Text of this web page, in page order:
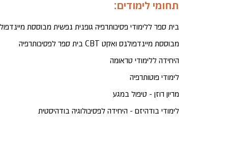
תחומי לימודים:
בית ספר ללימודי פסיכותרפיה גופנית נפשית מבוססת
בית ספר לפסיכותרפיה CBT מבוססת מיינדפולנס ואקט
היחידה ללימודי טראומה
לימודי פוטותרפיה
מריון רוזן - טיפול במגע
לימודי בודהיזם - היחידה לפסיכולוגיה בודהיסטית